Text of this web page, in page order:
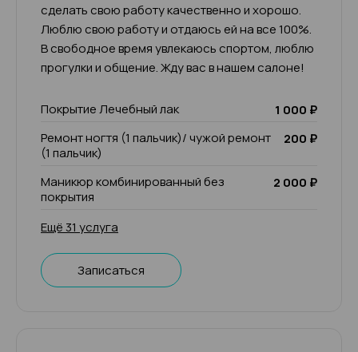
сделать свою работу качественно и хорошо.
Люблю свою работу и отдаюсь ей на все 100%.
В свободное время увлекаюсь спортом, люблю
прогулки и общение. Жду вас в нашем салоне!
Покрытие Лечебный лак
1 000 ₽
Ремонт ногтя (1 пальчик)/ чужой ремонт
(1 пальчик)
200 ₽
Маникюр комбинированный без
покрытия
2 000 ₽
Ещё 31 услуга
Записаться